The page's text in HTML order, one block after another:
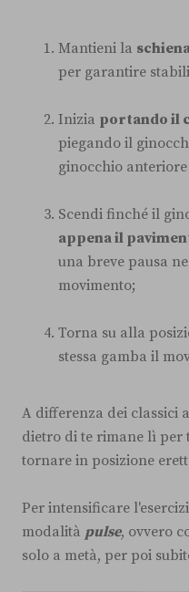
Mantieni la
per garantire
Inizia portando il
piegando il
ginocchio
Scendi finché il
appena il
una breve pausa
movimento;
Torna su alla
stessa gamba il
A differenza dei classici
dietro di te rimane lì per
tornare in posizione
Per intensificare
modalità pulse, ovvero
solo a metà, per poi